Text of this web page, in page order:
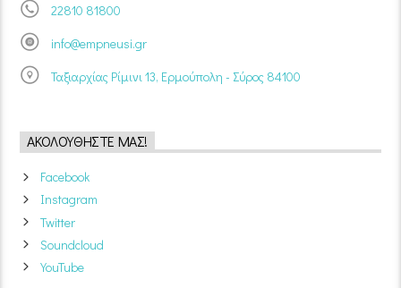
22810 81800
info@empneusi.gr
Ταξιαρχίας Ρίμινι 13, Ερμούπολη - Σύρος 84100
ΑΚΟΛΟΥΘΉΣΤΕ ΜΑΣ!
Facebook
Instagram
Twitter
Soundcloud
YouTube